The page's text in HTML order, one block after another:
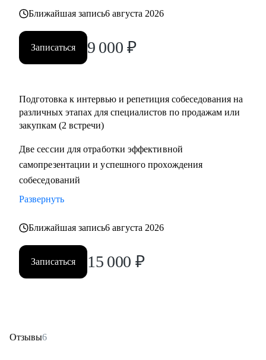
• Помощь в подготовке к прохождению тестирования SHL
Кому могу помочь:
• B2B продажи и закупки (услуги, товары)
• маркетплейсы.
Ближайшая запись6 августа 2026
Записаться 9 000 ₽
Подготовка к интервью и репетиция собеседования на
различных этапах для специалистов по продажам или
закупкам (2 встречи)
Две сессии для отработки эффективной
самопрезентации и успешного прохождения
собеседований
Развернуть
Ближайшая запись6 августа 2026
Записаться 15 000 ₽
Отзывы6